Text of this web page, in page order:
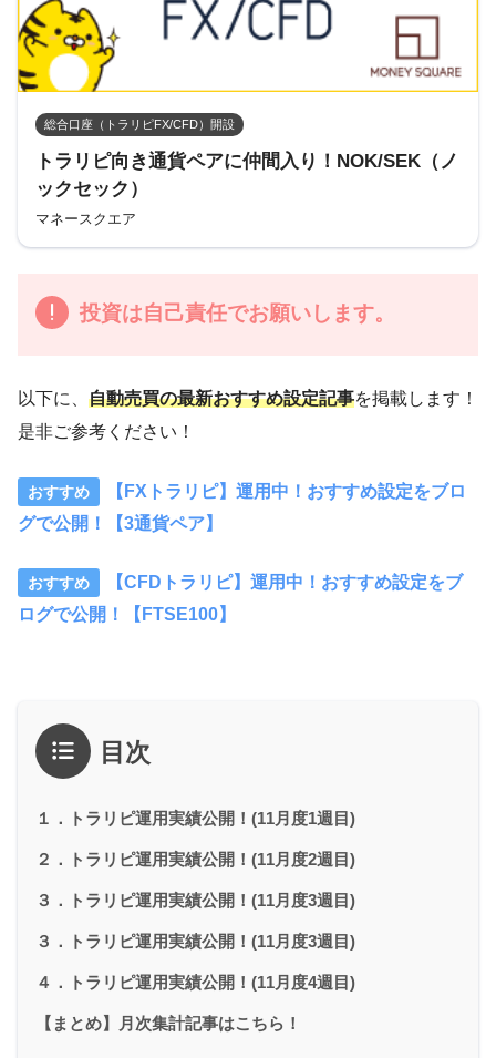
総合口座（トラリピFX/CFD）開設
トラリピ向き通貨ペアに仲間入り！NOK/SEK（ノ
ックセック）
マネースクエア
投資は自己責任でお願いします。
以下に、 自動売買の最新おすすめ設定記事を掲載します！
是非ご参考ください！
【FXトラリピ】運用中！おすすめ設定をブロ
グで公開！【3通貨ペア】
【CFDトラリピ】運用中！おすすめ設定をブ
ログで公開！【FTSE100】
目次
１．トラリピ運用実績公開！(11月度1週目)
２．トラリピ運用実績公開！(11月度2週目)
３．トラリピ運用実績公開！(11月度3週目)
３．トラリピ運用実績公開！(11月度3週目)
４．トラリピ運用実績公開！(11月度4週目)
【まとめ】月次集計記事はこちら！